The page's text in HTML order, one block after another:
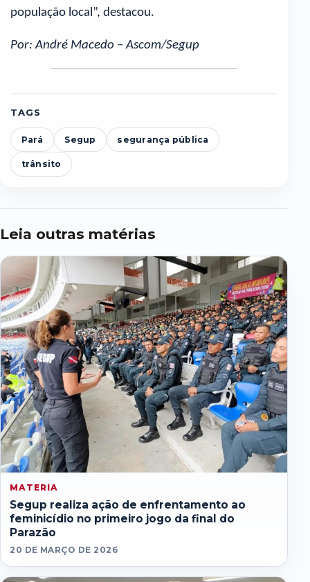
população local”, destacou.
Por: André Macedo – Ascom/Segup
TAGS
Pará Segup segurança pública
trânsito
Leia outras matérias
MATERIA
Segup realiza ação de enfrentamento ao
feminicídio no primeiro jogo da final do
Parazão
20 DE MARÇO DE 2026